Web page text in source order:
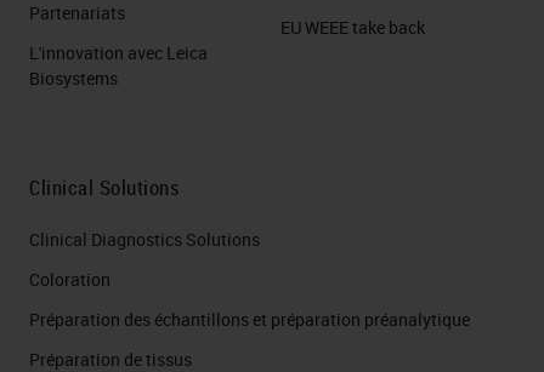
Partenariats
L'innovation avec Leica
Biosystems
EU WEEE take back
Clinical Solutions
Clinical Diagnostics Solutions
Coloration
Préparation des échantillons et préparation préanalytique
Préparation de tissus